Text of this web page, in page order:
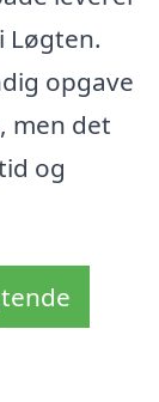
Løgten.
opgave
men det
og